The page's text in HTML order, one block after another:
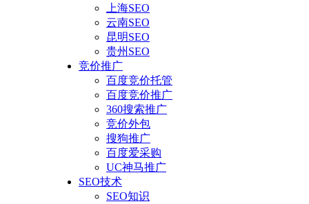
上海SEO
云南SEO
昆明SEO
贵州SEO
竞价推广
百度竞价托管
百度竞价推广
360搜索推广
竞价外包
搜狗推广
百度爱采购
UC神马推广
SEO技术
SEO知识